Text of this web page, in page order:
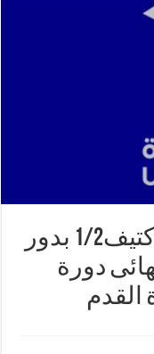
سينرجى تفوز على انتراكتيف1/2 بدور
دورة
القدم